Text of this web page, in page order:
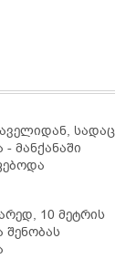
სადაც
მანქანაში
10 მეტრის
შენობას